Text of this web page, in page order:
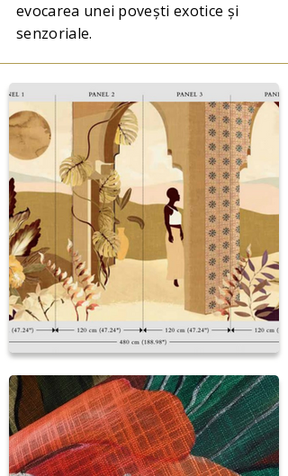
evocarea unei povești exotice și
senzoriale.